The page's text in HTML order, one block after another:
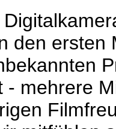
den ersten
- mehrere